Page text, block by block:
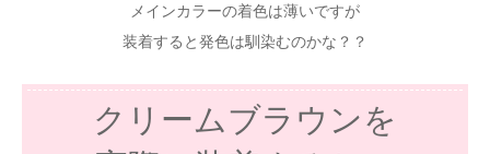
メインカラーの着色は薄いですが
装着すると発色は馴染むのかな？？
クリームブラウンを